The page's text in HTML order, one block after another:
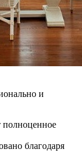
и
благодаря